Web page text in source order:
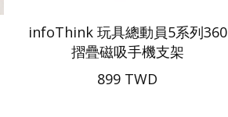
infoThink 玩具總動員5系列360
摺疊磁吸手機支架
899 TWD